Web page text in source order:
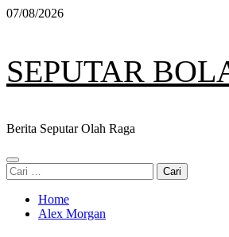
Skip
07/08/2026
SEPUTAR
Berita Seputar Olah Raga
Primary
Menu
Cari
untuk:
Home
Alex Morgan